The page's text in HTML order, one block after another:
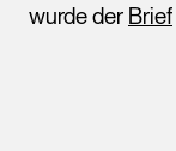
wurde der Brief